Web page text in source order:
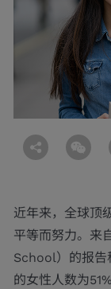
近年来，全球顶
平等而努力。来
School）的报告
的女性人数为